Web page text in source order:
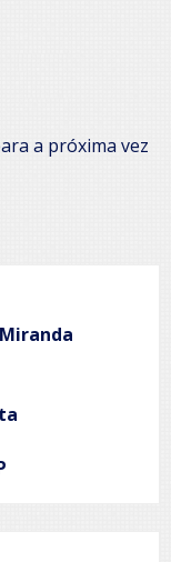
a próxima vez